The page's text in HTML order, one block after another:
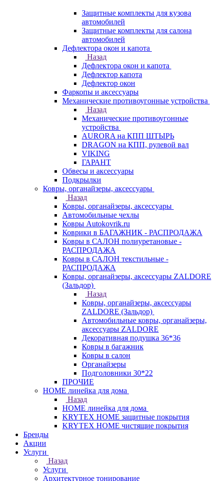
Защитные комплекты для кузова
автомобилей
Защитные комплекты для салона
автомобилей
Дефлектора окон и капота
Назад
Дефлектора окон и капота
Дефлектор капота
Дефлектор окон
Фаркопы и аксессуары
Механические противоугонные устройства
Назад
Механические противоугонные
устройства
AURORA на КПП ШТЫРЬ
DRAGON на КПП, рулевой вал
VIKING
ГАРАНТ
Обвесы и аксессуары
Подкрылки
Ковры, органайзеры, аксессуары
Назад
Ковры, органайзеры, аксессуары
Автомобильные чехлы
Ковры Autokovrik.ru
Коврики в БАГАЖНИК - РАСПРОДАЖА
Ковры в САЛОН полиуретановые -
РАСПРОДАЖА
Ковры в САЛОН текстильные -
РАСПРОДАЖА
Ковры, органайзеры, аксессуары ZALDORE
(Зальдор)
Назад
Ковры, органайзеры, аксессуары
ZALDORE (Зальдор)
Автомобильные ковры, органайзеры,
аксессуары ZALDORE
Декоративная подушка 36*36
Ковры в багажник
Ковры в салон
Органайзеры
Подголовники 30*22
ПРОЧИЕ
HOME линейка для дома
Назад
HOME линейка для дома
KRYTEX HOME защитные покрытия
KRYTEX HOME чистящие покрытия
Бренды
Акции
Услуги
Назад
Услуги
Архитектурное тонирование